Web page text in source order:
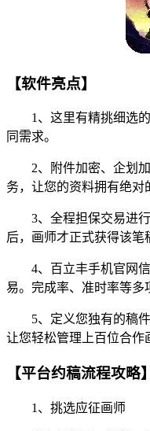
【软件亮点】
1、这里有精挑细选的
同需求。
2、附件加密、企划加
务，让您的资料拥有绝对
3、全程担保交易进行
后，画师才正式获得该笔
4、百立丰手机官网信
易。完成率、准时率等多
5、定义您独有的稿件
让您轻松管理上百位合作
【平台约稿流程攻略】
1、挑选应征画师